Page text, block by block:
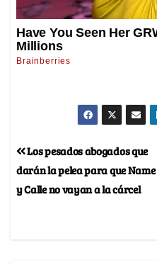
Los pesados abogados que
darán la pelea para que Name
y Calle no vayan a la cárcel